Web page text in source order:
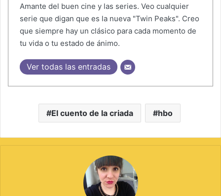
Amante del buen cine y las series. Veo cualquier
serie que digan que es la nueva "Twin Peaks". Creo
que siempre hay un clásico para cada momento de
tu vida o tu estado de ánimo.
Ver todas las entradas
El cuento de la criada hbo